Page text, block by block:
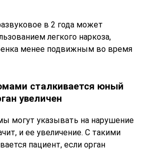
в 2 года может
легкого наркоза,
менее подвижным во время
сталкивается юный
увеличен
могут указывать на нарушение
и ее увеличение. С такими
пациент, если орган